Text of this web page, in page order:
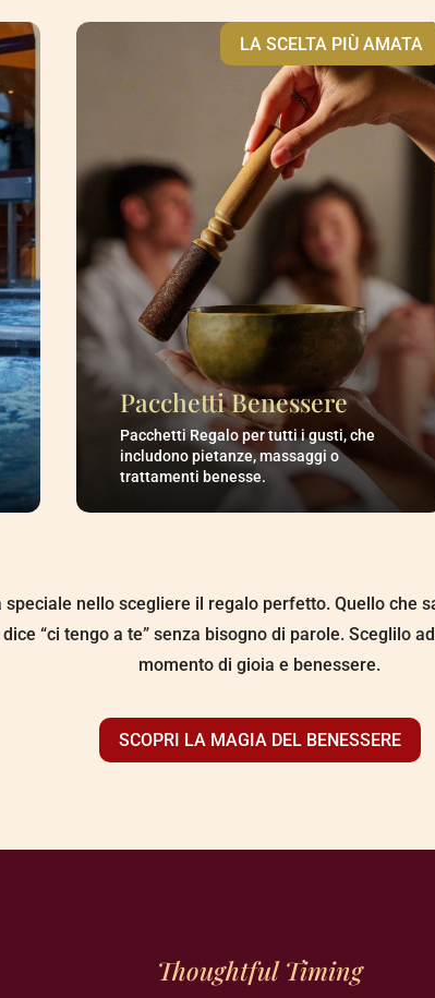
Pacchetti Benessere
Pacchetti Regalo per tutti i gusti, che
includono pietanze, massaggi o
trattamenti benesse.
LA SCELTA PIÙ AMATA
speciale nello scegliere il regalo perfetto. Quello che
“ci tengo a te” senza bisogno di parole. Sceglilo
momento di gioia e benessere.
SCOPRI LA MAGIA DEL BENESSERE
Thoughtful Timing